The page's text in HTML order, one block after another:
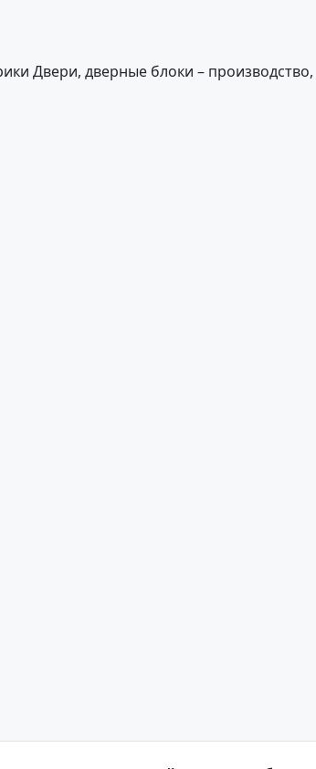
Двери, дверные блоки –